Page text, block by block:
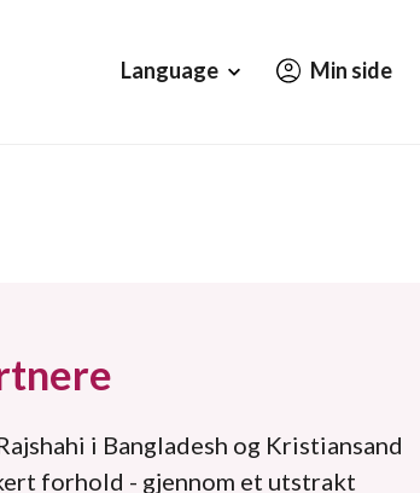
Language
Min side
i Bangladesh og Kristiansand
forhold - gjennom et utstrakt